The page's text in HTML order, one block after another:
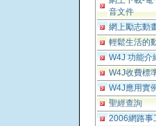
音文件
網上勵志動
輕鬆生活的
W4J 功能介
W4J收費標
W4J應用實
聖經查詢
2006網路事